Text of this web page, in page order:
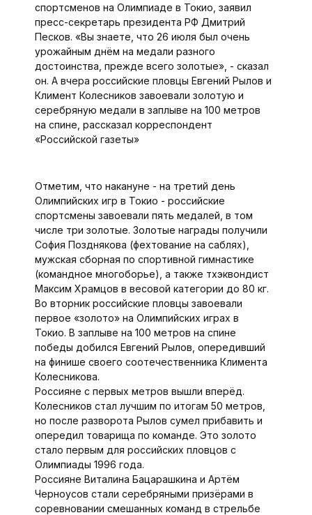
спортсменов на Олимпиаде в Токио, заявил
пресс-секретарь президента РФ Дмитрий
Песков. «Вы знаете, что 26 июля был очень
урожайным днём на медали разного
достоинства, прежде всего золотые», - сказал
он. А вчера российские пловцы Евгений Рылов и
Климент Колесников завоевали золотую и
серебряную медали в заплыве на 100 метров
на спине, рассказал корреспондент
«Российской газеты»
Отметим, что накануне - на третий день
Олимпийских игр в Токио - российские
спортсмены завоевали пять медалей, в том
числе три золотые. Золотые награды получили
София Позднякова (фехтование на саблях),
мужская сборная по спортивной гимнастике
(командное многоборье), а также тхэквондист
Максим Храмцов в весовой категории до 80 кг.
Во вторник российские пловцы завоевали
первое «золото» на Олимпийских играх в
Токио. В заплыве на 100 метров на спине
победы добился Евгений Рылов, опередивший
на финише своего соотечественника Климента
Колесникова.
Россияне с первых метров вышли вперёд.
Колесников стал лучшим по итогам 50 метров,
но после разворота Рылов сумел прибавить и
опередил товарища по команде. Это золото
стало первым для российских пловцов с
Олимпиады 1996 года.
Россияне Виталина Бацарашкина и Артём
Черноусов стали серебряными призёрами в
соревновании смешанных команд в стрельбе